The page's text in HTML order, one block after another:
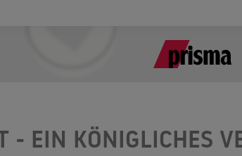
- EIN KÖNIGLICHES